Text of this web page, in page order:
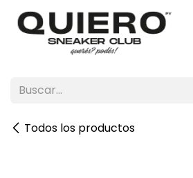
Ir al contenido
Todos los productos